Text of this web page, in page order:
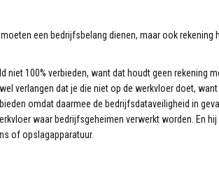
een bedrijfsbelang dienen, maar ook rekening
100% verbieden, want dat houdt geen rekening
verlangen dat je die niet op de werkvloer doet,
omdat daarmee de bedrijfsdataveiligheid in
waar bedrijfsgeheimen verwerkt worden. En
of opslagapparatuur.